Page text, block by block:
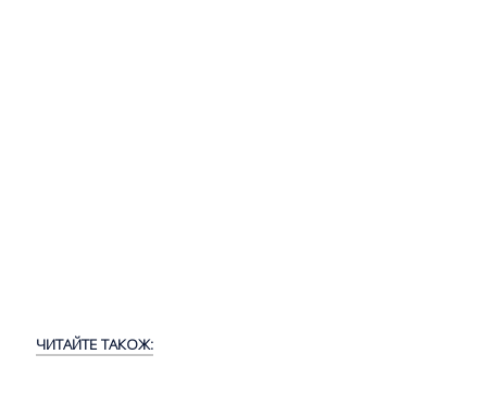
ЧИТАЙТЕ ТАКОЖ: